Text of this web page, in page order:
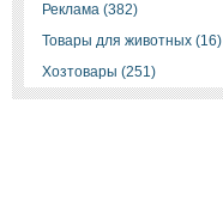
Реклама (382)
Товары для животных (16)
Хозтовары (251)